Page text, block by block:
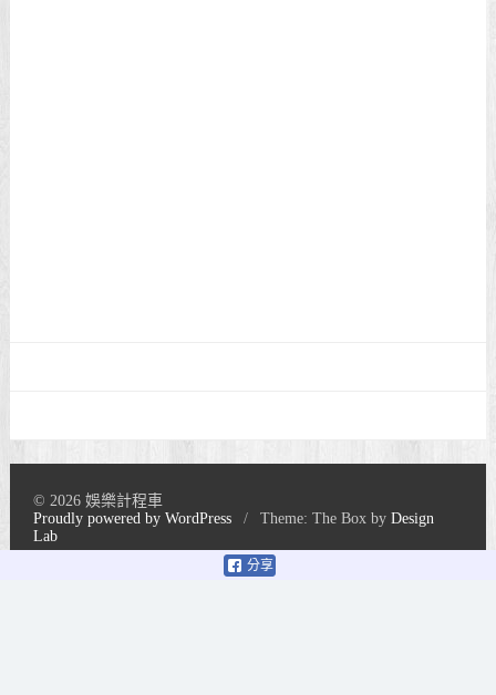
分享
© 2026 娛樂計程車
Proudly powered by WordPress
/ Theme: The Box byDesign
Lab